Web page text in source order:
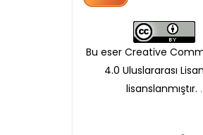
Bu eser Creative
4.0 Uluslararası
lisanslanmıştır. .